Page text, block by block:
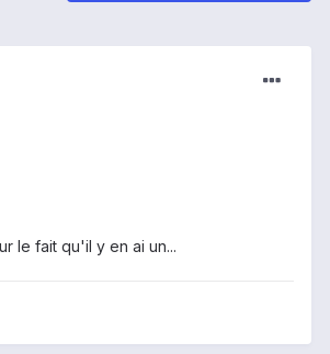
le fait qu'il y en ai un...